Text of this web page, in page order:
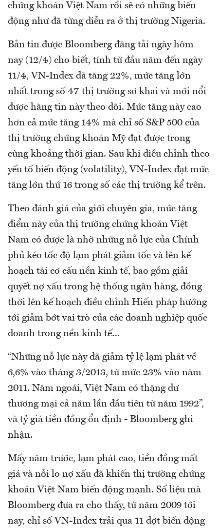
chứng khoán Việt Nam rồi sẽ có những biến
động như đã từng diễn ra ở thị trường Nigeria.
Bản tin được Bloomberg đăng tải ngày hôm
nay (12/4) cho biết, tính từ đầu năm đến ngày
11/4, VN-Index đã tăng 22%, mức tăng lớn
nhất trong số 47 thị trường sơ khai và mới nổi
được hãng tin này theo dõi. Mức tăng này cao
hơn cả mức tăng 14% mà chỉ số S&P 500 của
thị trường chứng khoán Mỹ đạt được trong
cùng khoảng thời gian. Sau khi điều chỉnh theo
yếu tố biến động (volatility), VN-Index đạt mức
tăng lớn thứ 16 trong số các thị trường kể trên.
Theo đánh giá của giới chuyên gia, mức tăng
điểm này của thị trường chứng khoán Việt
Nam có được là nhờ những nỗ lực của Chính
phủ kéo tốc độ lạm phát giảm tốc và lên kế
hoạch tái cơ cấu nền kinh tế, bao gồm giải
quyết nợ xấu trong hệ thống ngân hàng, đồng
thời lên kế hoạch điều chỉnh Hiến pháp hướng
tới giảm bớt vai trò của các doanh nghiệp quốc
doanh trong nền kinh tế…
“Những nỗ lực này đã giảm tỷ lệ lạm phát về
6,6% vào tháng 3/2013, từ mức 23% vào năm
2011. Năm ngoái, Việt Nam có thặng dư
thương mại cả năm lần đầu tiên từ năm 1992”,
và tỷ giá tiền đồng ổn định - Bloomberg ghi
nhận.
Mấy năm trước, lạm phát cao, tiền đồng mất
giá và nỗi lo nợ xấu đã khiến thị trường chứng
khoán Việt Nam biến động mạnh. Số liệu mà
Bloomberg đưa ra cho thấy, từ năm 2009 tới
nay, chỉ số VN-Index trải qua 11 đợt biến động